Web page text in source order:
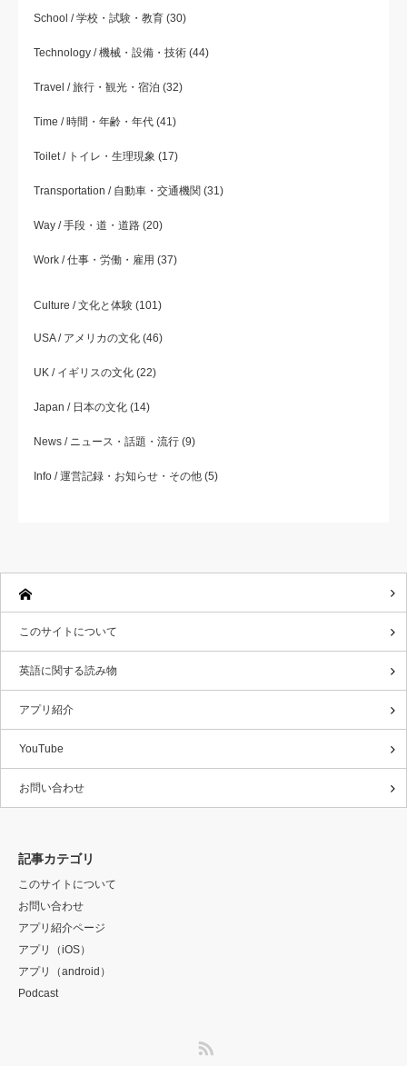
School / 学校・試験・教育 (30)
Technology / 機械・設備・技術 (44)
Travel / 旅行・観光・宿泊 (32)
Time / 時間・年齢・年代 (41)
Toilet / トイレ・生理現象 (17)
Transportation / 自動車・交通機関 (31)
Way / 手段・道・道路 (20)
Work / 仕事・労働・雇用 (37)
Culture / 文化と体験 (101)
USA / アメリカの文化 (46)
UK / イギリスの文化 (22)
Japan / 日本の文化 (14)
News / ニュース・話題・流行 (9)
Info / 運営記録・お知らせ・その他 (5)
このサイトについて
英語に関する読み物
アプリ紹介
YouTube
お問い合わせ
記事カテゴリ
このサイトについて
お問い合わせ
アプリ紹介ページ
アプリ（iOS）
アプリ（android）
Podcast